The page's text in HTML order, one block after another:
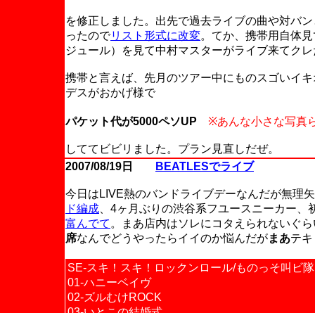
を修正しました。出先で過去ライブの曲や対バ
ったのでリスト形式に改変。てか、携帯用自体
ジュール）を見て中村マスターがライブ来てク
携帯と言えば、先月のツアー中にものスゴいイ
デスがおかげ様で
パケット代が5000ペソUP ※あんな小さな写真
しててビビリました。プラン見直しだぜ。
2007/08/19日
BEATLESでライブ
今日はLIVE熱のバンドライブデーなんだが無理
ド編成 、4ヶ月ぶりの渋谷系フユースニーカー、
富んでて 。まあ店内はソレにコタえられないぐ
席なんでどうやったらイイのか悩んだがまあテ
SE-スキ！スキ！ロックンロール/ものっそ叫ビ隊
01-ハニーベイヴ
02-ズルむけROCK